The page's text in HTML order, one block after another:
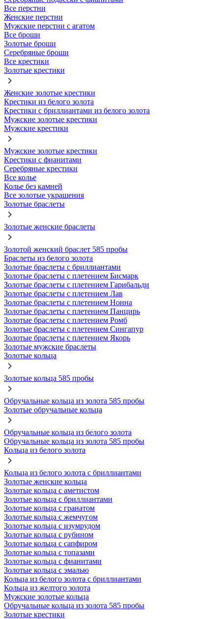
Все перстни
Женские перстни
Мужские перстни с агатом
Все броши
Золотые броши
Серебряные броши
Все крестики
Золотые крестики
Женские золотые крестики
Крестики из белого золота
Крестики с бриллиантами из белого золота
Мужские золотые крестики
Мужские крестики
Мужские золотые крестики
Крестики с фианитами
Серебряные крестики
Все колье
Колье без камней
Все золотые украшения
Золотые браслеты
Золотые женские браслеты
Золотой женский браслет 585 пробы
Браслеты из белого золота
Золотые браслеты с бриллиантами
Золотые браслеты с плетением Бисмарк
Золотые браслеты с плетением Гарибальди
Золотые браслеты с плетением Лав
Золотые браслеты с плетением Нонна
Золотые браслеты с плетением Панцирь
Золотые браслеты с плетением Ромб
Золотые браслеты с плетением Сингапур
Золотые браслеты с плетением Якорь
Золотые мужские браслеты
Золотые кольца
Золотые кольца 585 пробы
Обручальные кольца из золота 585 пробы
Золотые обручальные кольца
Обручальные кольца из белого золота
Обручальные кольца из золота 585 пробы
Кольца из белого золота
Кольца из белого золота с бриллиантами
Золотые женские кольца
Золотые кольца с аметистом
Золотые кольца с бриллиантами
Золотые кольца с гранатом
Золотые кольца с жемчугом
Золотые кольца с изумрудом
Золотые кольца с рубином
Золотые кольца с сапфиром
Золотые кольца с топазами
Золотые кольца с фианитами
Золотые кольца с эмалью
Кольца из белого золота с бриллиантами
Кольца из желтого золота
Мужские золотые кольца
Обручальные кольца из золота 585 пробы
Золотые крестики